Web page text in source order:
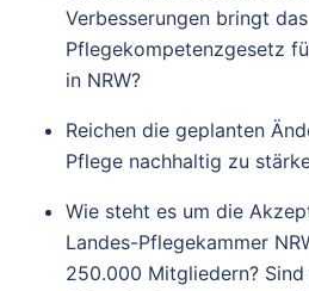
Verbesserungen bringt das
Pflegekompetenzgesetz
in NRW?
Reichen die geplanten
Pflege nachhaltig zu
Wie steht es um die
Landes-Pflegekammer
250.000 Mitgliedern?